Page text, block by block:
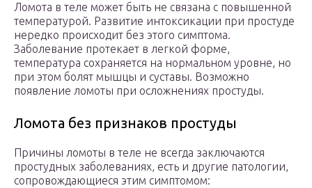
Ломота в теле может быть не связана с повышенной
температурой. Развитие интоксикации при простуде
нередко происходит без этого симптома.
Заболевание протекает в легкой форме,
температура сохраняется на нормальном уровне, но
при этом болят мышцы и суставы. Возможно
появление ломоты при осложнениях простуды.
Ломота без признаков простуды
Причины ломоты в теле не всегда заключаются
простудных заболеваниях, есть и другие патологии,
сопровождающиеся этим симптомом: